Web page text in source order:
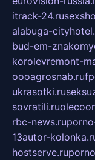
itrack-24.ru
alabuga-
bud-em-
korolevremont-
oooagrosnab.ru
ukrasotki.ru
sovratili.ru
rbc-news.ru
13autor-
hostserve.ru